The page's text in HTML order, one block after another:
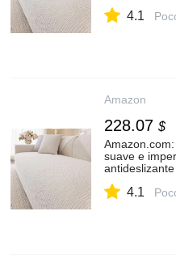
para4.1
Amazon
228.07 $
suave e
para sofá L
4.1